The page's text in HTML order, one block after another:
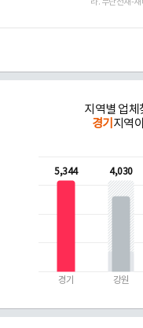
지역별 업체
경기 지역
5,344
경기
4,030
강원